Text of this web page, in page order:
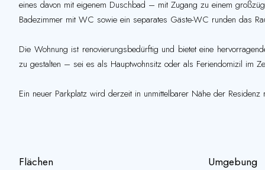
eines davon mit eigenem Duschbad – mit Zugang zu einem
Badezimmer mit WC sowie ein separates Gäste-WC runden das
Die Wohnung ist renovierungsbedürftig und bietet eine
zu gestalten – sei es als Hauptwohnsitz oder als Feriendomizil im
Ein neuer Parkplatz wird derzeit in unmittelbarer Nähe der Residenz
Flächen Umgebung